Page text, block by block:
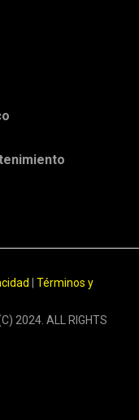
Términos y
2024. ALL RIGHTS